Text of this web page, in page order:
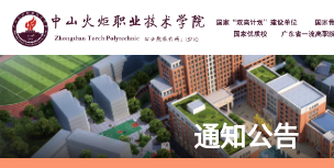
通知公告